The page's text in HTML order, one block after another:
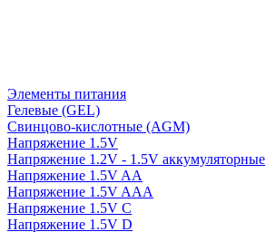
Элементы питания
Гелевые (GEL)
Свинцово-кислотные (AGM)
Напряжение 1.5V
Напряжение 1.2V - 1.5V аккумуляторные
Напряжение 1.5V AA
Напряжение 1.5V AAA
Напряжение 1.5V C
Напряжение 1.5V D